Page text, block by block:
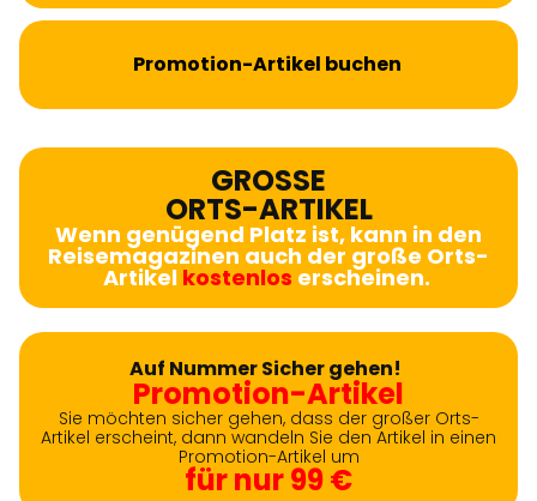
Promotion-Artikel buchen
GROSSE
ORTS-ARTIKEL
Wenn genügend Platz ist, kann in den
Reisemagazinen auch der große Orts-
Artikel kostenlos erscheinen.
Auf Nummer Sicher gehen!
Promotion-Artikel
Sie möchten sicher gehen, dass der großer Orts-
Artikel erscheint, dann wandeln Sie den Artikel in einen
Promotion-Artikel um
für nur 99 €